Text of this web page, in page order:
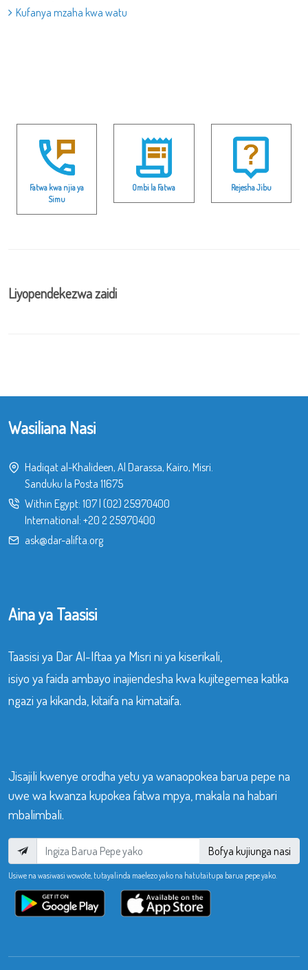
Kufanya mzaha kwa watu
Fatwa kwa njia ya
Simu
Ombi la Fatwa Rejesha Jibu
Liyopendekezwa zaidi
Wasiliana Nasi
Hadiqat al-Khalideen, Al Darassa, Kairo, Misri.
Sanduku la Posta 11675
Within Egypt: 107| (02) 25970400
International: +20 2 25970400
ask@dar-alifta.org
Aina ya Taasisi
Taasisi ya Dar Al-Iftaa ya Misri ni ya kiserikali,
isiyo ya faida ambayo inajiendesha kwa kujitegemea katika
ngazi ya kikanda, kitaifa na kimataifa.
Jisajili kwenye orodha yetu ya wanaopokea barua pepe na
uwe wa kwanza kupokea fatwa mpya, makala na habari
mbalimbali.
Bofya kujiunga nasi
Usiwe na wasiwasi wowote, tutayalinda maelezo yako na hatutaitupa barua pepe yako.